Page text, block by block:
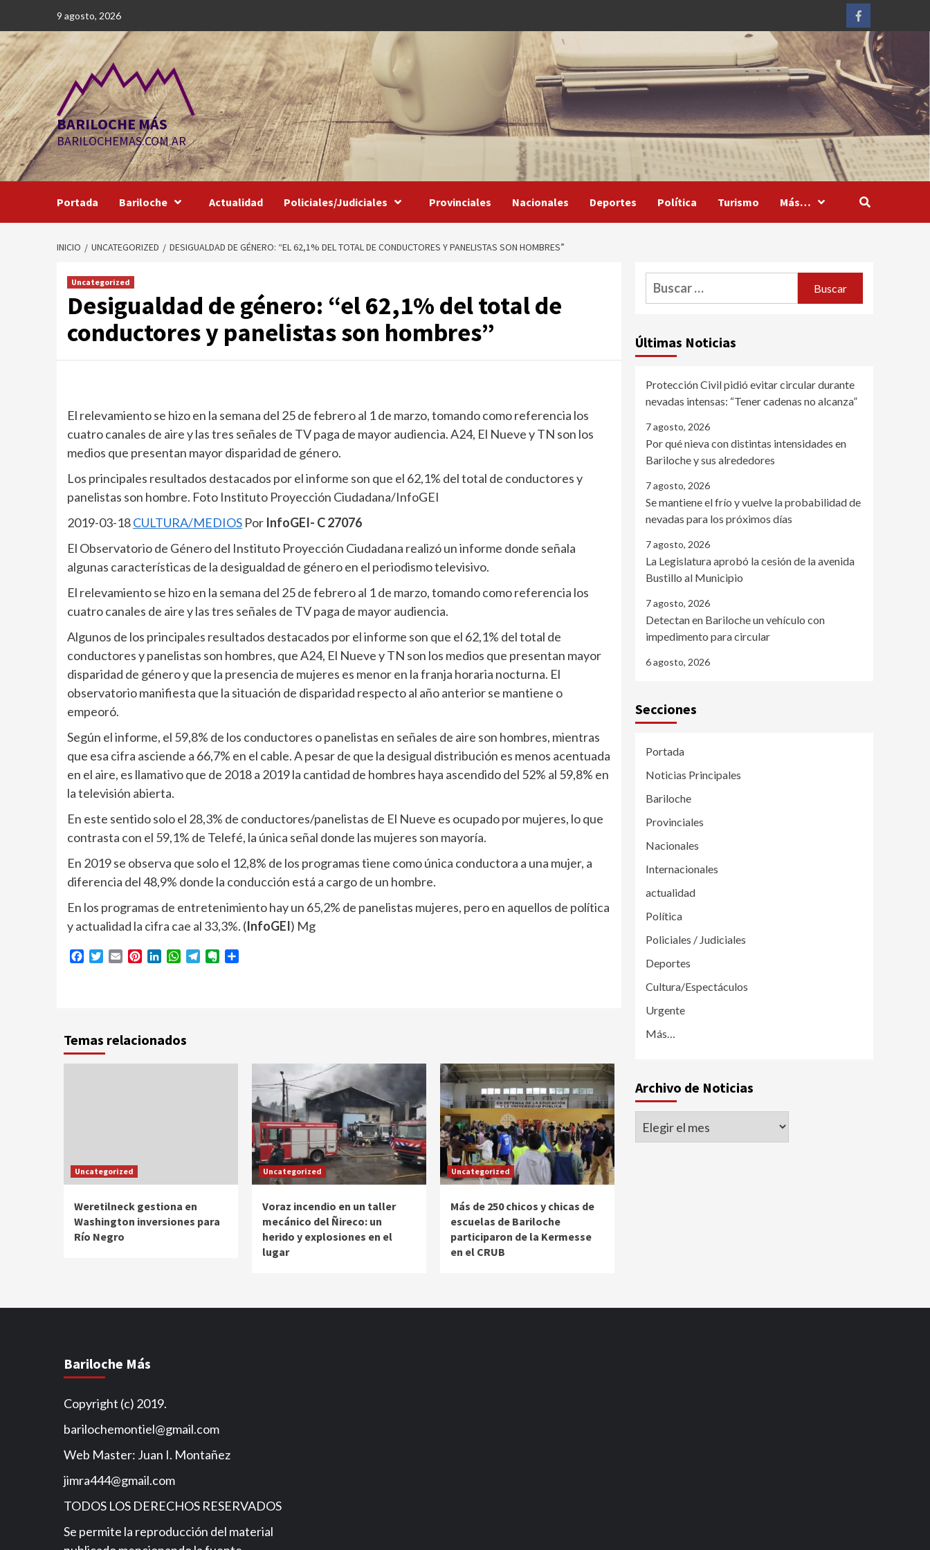
contenido
9 agosto, 2026
Facebook
BARILOCHE MÁS
BARILOCHEMAS.COM.AR
Portada Bariloche Actualidad Policiales/Judiciales Provinciales Nacionales Deportes Política Turismo Más…
INICIO UNCATEGORIZED DESIGUALDAD DE GÉNERO: “EL 62,1% DEL TOTAL DE CONDUCTORES Y PANELISTAS SON HOMBRES”
Uncategorized
Desigualdad de género: “el 62,1% del total de
conductores y panelistas son hombres”
El relevamiento se hizo en la semana del 25 de febrero al 1 de marzo, tomando como referencia los
cuatro canales de aire y las tres señales de TV paga de mayor audiencia. A24, El Nueve y TN son los
medios que presentan mayor disparidad de género.
Los principales resultados destacados por el informe son que el 62,1% del total de conductores y
panelistas son hombre. Foto Instituto Proyección Ciudadana/InfoGEI
2019-03-18CULTURA/MEDIOS Por InfoGEI- C 27076
El Observatorio de Género del Instituto Proyección Ciudadana realizó un informe donde señala
algunas características de la desigualdad de género en el periodismo televisivo.
El relevamiento se hizo en la semana del 25 de febrero al 1 de marzo, tomando como referencia los
cuatro canales de aire y las tres señales de TV paga de mayor audiencia.
Algunos de los principales resultados destacados por el informe son que el 62,1% del total de
conductores y panelistas son hombres, que A24, El Nueve y TN son los medios que presentan mayor
disparidad de género y que la presencia de mujeres es menor en la franja horaria nocturna. El
observatorio manifiesta que la situación de disparidad respecto al año anterior se mantiene o
empeoró.
Según el informe, el 59,8% de los conductores o panelistas en señales de aire son hombres, mientras
que esa cifra asciende a 66,7% en el cable. A pesar de que la desigual distribución es menos acentuada
en el aire, es llamativo que de 2018 a 2019 la cantidad de hombres haya ascendido del 52% al 59,8% en
la televisión abierta.
En este sentido solo el 28,3% de conductores/panelistas de El Nueve es ocupado por mujeres, lo que
contrasta con el 59,1% de Telefé, la única señal donde las mujeres son mayoría.
En 2019 se observa que solo el 12,8% de los programas tiene como única conductora a una mujer, a
diferencia del 48,9% donde la conducción está a cargo de un hombre.
En los programas de entretenimiento hay un 65,2% de panelistas mujeres, pero en aquellos de política
y actualidad la cifra cae al 33,3%. (InfoGEI) Mg
Facebook
Twitter
Email PinterestLinkedInWhatsApp
TelegramEvernote
Temas relacionados
Uncategorized
Weretilneck gestiona en
Washington inversiones para
Río Negro
Uncategorized
Voraz incendio en un taller
mecánico del Ñireco: un
herido y explosiones en el
lugar
Uncategorized
Más de 250 chicos y chicas de
escuelas de Bariloche
participaron de la Kermesse
en el CRUB
Buscar:
Últimas Noticias
Protección Civil pidió evitar circular durante
nevadas intensas: “Tener cadenas no alcanza”
7 agosto, 2026
Por qué nieva con distintas intensidades en
Bariloche y sus alrededores
7 agosto, 2026
Se mantiene el frío y vuelve la probabilidad de
nevadas para los próximos días
7 agosto, 2026
La Legislatura aprobó la cesión de la avenida
Bustillo al Municipio
7 agosto, 2026
Detectan en Bariloche un vehículo con
impedimento para circular
6 agosto, 2026
Secciones
Portada
Noticias Principales
Bariloche
Provinciales
Nacionales
Internacionales
actualidad
Política
Policiales / Judiciales
Deportes
Cultura/Espectáculos
Urgente
Más…
Archivo de Noticias
Archivo
Bariloche Más
Copyright (c) 2019.
barilochemontiel@gmail.com
Web Master: Juan I. Montañez
jimra444@gmail.com
TODOS LOS DERECHOS RESERVADOS
Se permite la reproducción del material